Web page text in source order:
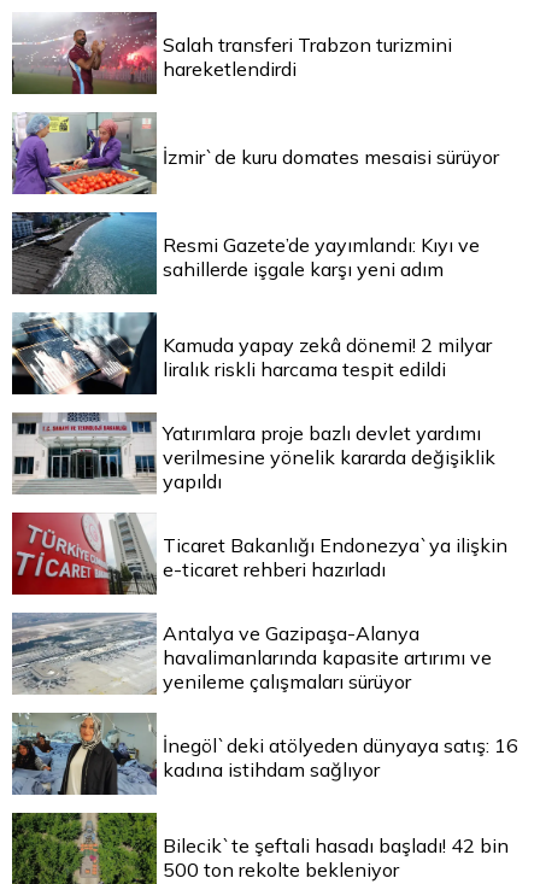
Salah transferi Trabzon turizmini
hareketlendirdi
İzmir`de kuru domates mesaisi sürüyor
Resmi Gazete’de yayımlandı: Kıyı ve
sahillerde işgale karşı yeni adım
Kamuda yapay zekâ dönemi! 2 milyar
liralık riskli harcama tespit edildi
Yatırımlara proje bazlı devlet yardımı
verilmesine yönelik kararda değişiklik
yapıldı
Ticaret Bakanlığı Endonezya`ya ilişkin
e-ticaret rehberi hazırladı
Antalya ve Gazipaşa-Alanya
havalimanlarında kapasite artırımı ve
yenileme çalışmaları sürüyor
İnegöl`deki atölyeden dünyaya satış: 16
kadına istihdam sağlıyor
Bilecik`te şeftali hasadı başladı! 42 bin
500 ton rekolte bekleniyor